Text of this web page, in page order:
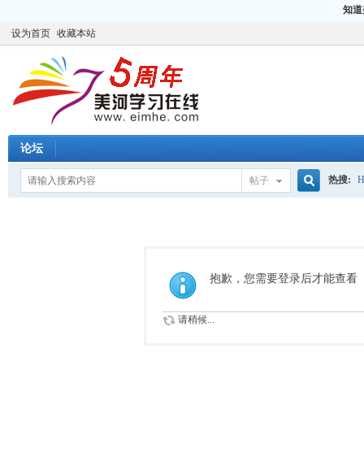
知
设为首页 收藏本站
论坛
帖子
索
热搜:
抱歉，您需要登录后才能查看
请稍候...